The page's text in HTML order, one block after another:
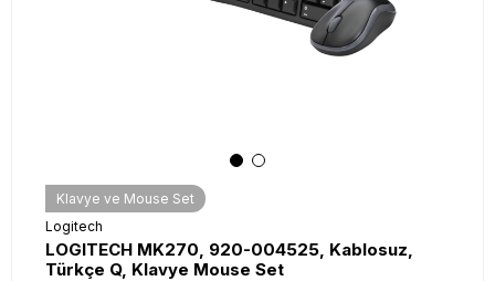
Klavye ve Mouse Set
Logitech
LOGITECH MK270, 920-004525, Kablosuz,
Türkçe Q, Klavye Mouse Set